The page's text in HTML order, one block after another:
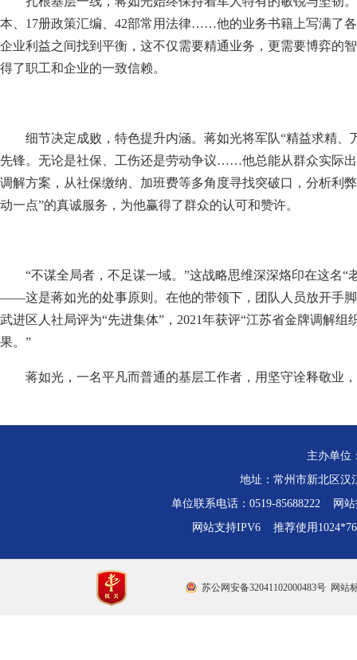
本、17册政策汇编、42部常用法律……他的业务书籍上写满了
企业利益之间找到平衡，这不仅需要精通业务，更需要博弈的
得了职工和企业的一致信赖。
细节决定成败，特色提升内涵。蒋如光将军队“精益求精
先锋。无论是社保、工伤还是劳动争议……他总能从群众实际
调解方案，从社保缴纳、加班费等多角度寻找突破口，分析利
动一点”的真诚服务，为他赢得了群众的认可和赞许。
“不谋全局者，不足谋一域。”这战略思维深深烙印在这名
——这是蒋如光的处事原则。在他的带领下，团队人员放开手
武进区人社局评为“先进集体”，2021年获评“江苏省金牌调解
果。”
蒋如光，一名平凡而普通的基层工作者，用坚守诠释敬业
主办单位
地址：常州市新北区
单位联系电话：0519-85688222 网站
网站支持IPV6 推荐使用
苏公网安备32041102000483号 网站